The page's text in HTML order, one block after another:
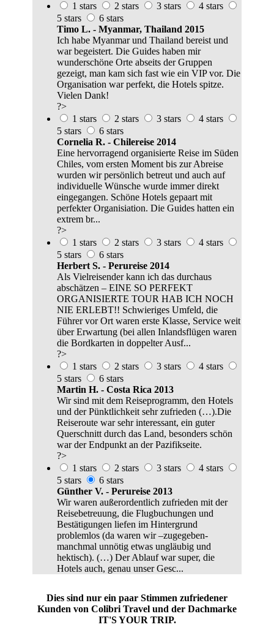
1 stars
2 stars 3 stars
4 stars
5 stars
6 stars
Timo L. - Myanmar, Thailand 2015
Ich habe Myanmar und Thailand bereist und
war begeistert. Die Guides haben mir
wunderschöne Orte abseits der Gruppen
gezeigt, man kam sich fast wie ein VIP vor. Die
Organisation war perfekt, die Hotels spitze.
Vielen Dank!
?>
1 stars
2 stars 3 stars
4 stars
5 stars
6 stars
Cornelia R. - Chilereise 2014
Eine hervorragend organisierte Reise im Süden
Chiles, vom ersten Moment bis zur Abreise
wurden wir persönlich betreut und auch auf
individuelle Wünsche wurde immer direkt
eingegangen. Schöne Hotels gepaart mit
perfekter Organisiation. Die Guides hatten ein
extrem br...
?>
1 stars
2 stars 3 stars
4 stars
5 stars
6 stars
Herbert S. - Perureise 2014
Als Vielreisender kann ich das durchaus
abschätzen – EINE SO PERFEKT
ORGANISIERTE TOUR HAB ICH NOCH
NIE ERLEBT!! Schwieriges Umfeld, die
Führer vor Ort waren erste Klasse, Service weit
über Erwartung (bei allen Inlandsflügen waren
die Bordkarten in doppelter Ausf...
?>
1 stars
2 stars 3 stars
4 stars
5 stars
6 stars
Martin H. - Costa Rica 2013
Wir sind mit dem Reiseprogramm, den Hotels
und der Pünktlichkeit sehr zufrieden (…).Die
Reiseroute war sehr interessant, ein guter
Querschnitt durch das Land, besonders schön
war der Endpunkt an der Pazifikseite.
?>
1 stars
2 stars 3 stars
4 stars
5 stars
6 stars
Günther V. - Perureise 2013
Wir waren außerordentlich zufrieden mit der
Reisebetreuung, die Flugbuchungen und
Bestätigungen liefen im Hintergrund
problemlos (da waren wir –zugegeben-
manchmal unnötig etwas ungläubig und
hektisch). (…) Der Ablauf war super, die
Hotels auch, genau unser Gesc...
Dies sind nur ein paar Stimmen zufriedener
Kunden von Colibri Travel und der Dachmarke
IT'S YOUR TRIP.